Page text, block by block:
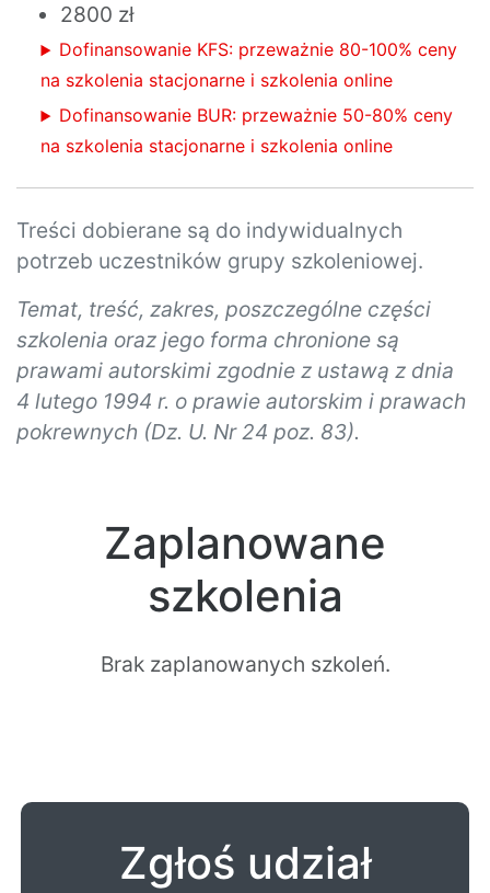
2800 zł
Dofinansowanie KFS: przeważnie 80-100% ceny
na szkolenia stacjonarne i szkolenia online
Dofinansowanie BUR: przeważnie 50-80% ceny
na szkolenia stacjonarne i szkolenia online
Treści dobierane są do indywidualnych
potrzeb uczestników grupy szkoleniowej.
Temat, treść, zakres, poszczególne części
szkolenia oraz jego forma chronione są
prawami autorskimi zgodnie z ustawą z dnia
4 lutego 1994 r. o prawie autorskim i prawach
pokrewnych (Dz. U. Nr 24 poz. 83).
Zaplanowane
szkolenia
Brak zaplanowanych szkoleń.
Zgłoś udział